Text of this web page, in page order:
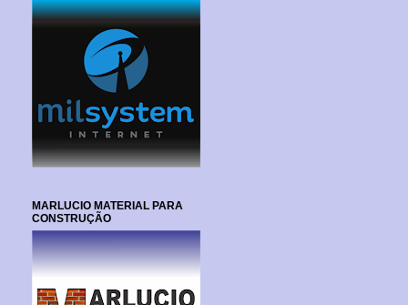
MARLUCIO MATERIAL PARA
CONSTRUÇÃO